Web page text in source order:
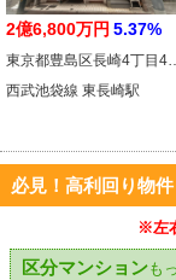
2億6,800万円 5.37%
東京都豊島区長崎4丁目4…
西武池袋線 東長崎駅
必見！高利回り物件
※左
区分マンションも